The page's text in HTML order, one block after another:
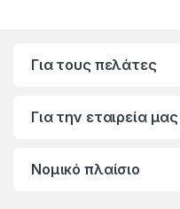
Για τους πελάτες
Για την εταιρεία μας
Νομικό πλαίσιο